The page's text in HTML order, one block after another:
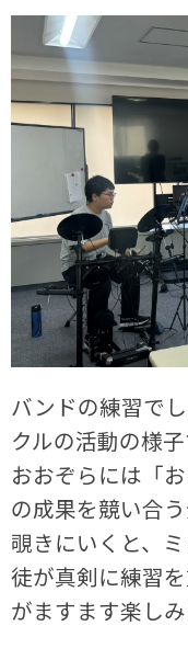
バンドの練習で
クルの活動の様子
おおぞらには「
の成果を競い合
覗きにいくと、
徒が真剣に練習
がますます楽し